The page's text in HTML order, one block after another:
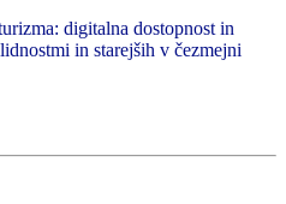
digitalna dostopnost in
in starejših v čezmejni